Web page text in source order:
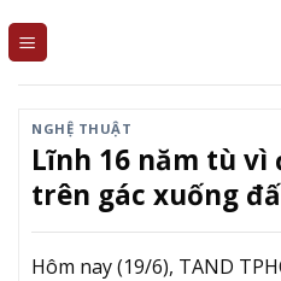
NGHỆ THUẬT
Lĩnh 16 năm tù
trên gác xuống
Hôm nay (19/6), TAND